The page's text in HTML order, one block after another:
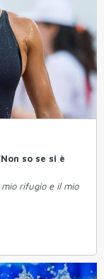
so se si è
rifugio e il mio